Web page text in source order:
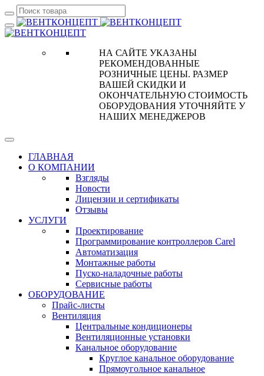
НА САЙТЕ УКАЗАНЫ
РЕКОМЕНДОВАННЫЕ
РОЗНИЧНЫЕ ЦЕНЫ. РАЗМЕР
ВАШЕЙ СКИДКИ И
ОКОНЧАТЕЛЬНУЮ СТОИМОСТЬ
ОБОРУДОВАНИЯ УТОЧНЯЙТЕ У
НАШИХ МЕНЕДЖЕРОВ
ГЛАВНАЯ
О КОМПАНИИ
Взгляды
Новости
Лицензии и сертификаты
Отзывы
УСЛУГИ
Проектирование
Программирование контроллеров Carel
Автоматизация
Монтажные работы
Пуско-наладочные работы
Сервисные работы
ОБОРУДОВАНИЕ
Прайс-листы
Вентиляция
Центральные кондиционеры
Вентиляционные установки
Канальное оборудование
Круглое канальное оборудование
Прямоугольное канальное